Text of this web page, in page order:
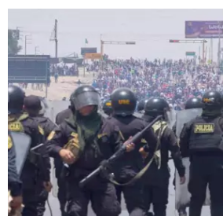
Siguen bloqueadas las vías